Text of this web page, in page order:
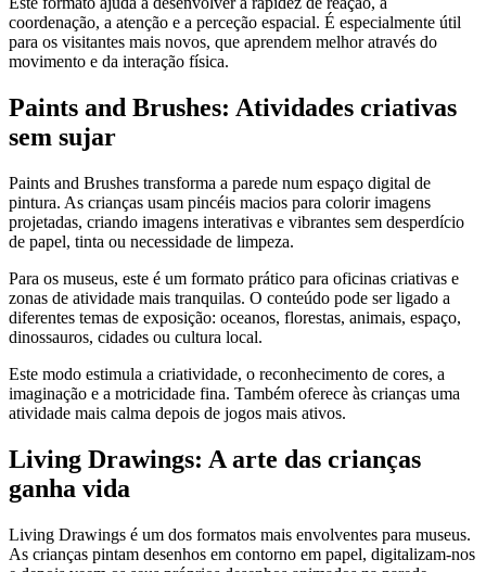
coordenação, a atenção e a perceção espacial. É especialmente útil
para os visitantes mais novos, que aprendem melhor através do
movimento e da interação física.
Paints and Brushes: Atividades criativas
sem sujar
Paints and Brushes transforma a parede num espaço digital de
pintura. As crianças usam pincéis macios para colorir imagens
projetadas, criando imagens interativas e vibrantes sem desperdício
de papel, tinta ou necessidade de limpeza.
Para os museus, este é um formato prático para oficinas criativas e
zonas de atividade mais tranquilas. O conteúdo pode ser ligado a
diferentes temas de exposição: oceanos, florestas, animais, espaço,
dinossauros, cidades ou cultura local.
Este modo estimula a criatividade, o reconhecimento de cores, a
imaginação e a motricidade fina. Também oferece às crianças uma
atividade mais calma depois de jogos mais ativos.
Living Drawings: A arte das crianças
ganha vida
Living Drawings é um dos formatos mais envolventes para museus.
As crianças pintam desenhos em contorno em papel, digitalizam-nos